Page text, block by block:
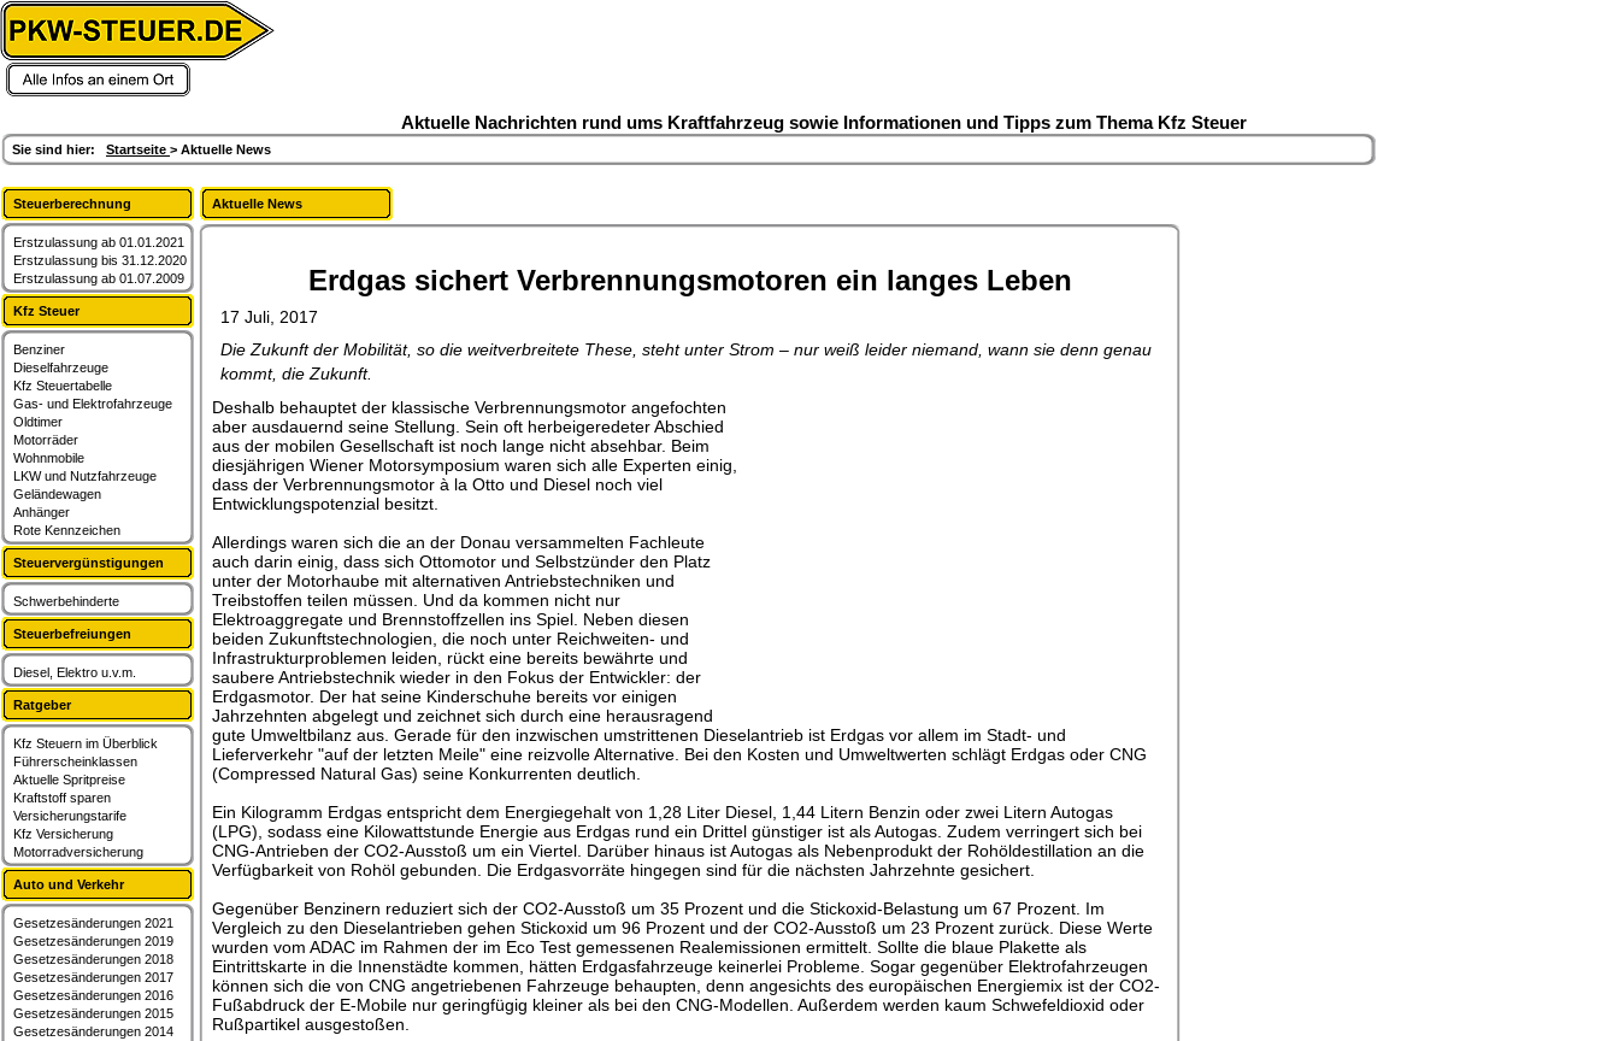
artikel,berichte,kfz-steuer,fahrzeuge
Aktuelle News
Erdgas sichert Verbrennungsmotoren ein langes Leben
17 Juli, 2017
Die Zukunft der Mobilität, so die weitverbreitete These, steht unter Strom – nur weiß leider niemand, wann sie denn genau
kommt, die Zukunft.
Deshalb behauptet der klassische Verbrennungsmotor angefochten
aber ausdauernd seine Stellung. Sein oft herbeigeredeter Abschied
aus der mobilen Gesellschaft ist noch lange nicht absehbar. Beim
diesjährigen Wiener Motorsymposium waren sich alle Experten einig,
dass der Verbrennungsmotor à la Otto und Diesel noch viel
Entwicklungspotenzial besitzt.
Allerdings waren sich die an der Donau versammelten Fachleute
auch darin einig, dass sich Ottomotor und Selbstzünder den Platz
unter der Motorhaube mit alternativen Antriebstechniken und
Treibstoffen teilen müssen. Und da kommen nicht nur
Elektroaggregate und Brennstoffzellen ins Spiel. Neben diesen
beiden Zukunftstechnologien, die noch unter Reichweiten- und
Infrastrukturproblemen leiden, rückt eine bereits bewährte und
saubere Antriebstechnik wieder in den Fokus der Entwickler: der
Erdgasmotor. Der hat seine Kinderschuhe bereits vor einigen
Jahrzehnten abgelegt und zeichnet sich durch eine herausragend
gute Umweltbilanz aus. Gerade für den inzwischen umstrittenen Dieselantrieb ist Erdgas vor allem im Stadt- und
Lieferverkehr "auf der letzten Meile" eine reizvolle Alternative. Bei den Kosten und Umweltwerten schlägt Erdgas oder CNG
(Compressed Natural Gas) seine Konkurrenten deutlich.
Ein Kilogramm Erdgas entspricht dem Energiegehalt von 1,28 Liter Diesel, 1,44 Litern Benzin oder zwei Litern Autogas
(LPG), sodass eine Kilowattstunde Energie aus Erdgas rund ein Drittel günstiger ist als Autogas. Zudem verringert sich bei
CNG-Antrieben der CO2-Ausstoß um ein Viertel. Darüber hinaus ist Autogas als Nebenprodukt der Rohöldestillation an die
Verfügbarkeit von Rohöl gebunden. Die Erdgasvorräte hingegen sind für die nächsten Jahrzehnte gesichert.
Gegenüber Benzinern reduziert sich der CO2-Ausstoß um 35 Prozent und die Stickoxid-Belastung um 67 Prozent. Im
Vergleich zu den Dieselantrieben gehen Stickoxid um 96 Prozent und der CO2-Ausstoß um 23 Prozent zurück. Diese Werte
wurden vom ADAC im Rahmen der im Eco Test gemessenen Realemissionen ermittelt. Sollte die blaue Plakette als
Eintrittskarte in die Innenstädte kommen, hätten Erdgasfahrzeuge keinerlei Probleme. Sogar gegenüber Elektrofahrzeugen
können sich die von CNG angetriebenen Fahrzeuge behaupten, denn angesichts des europäischen Energiemix ist der CO2-
Fußabdruck der E-Mobile nur geringfügig kleiner als bei den CNG-Modellen. Außerdem werden kaum Schwefeldioxid oder
Rußpartikel ausgestoßen.
Steuerberechnung
Erstzulassung ab 01.01.2021
Erstzulassung bis 31.12.2020
Erstzulassung ab 01.07.2009
Kfz Steuer
Benziner
Dieselfahrzeuge
Kfz Steuertabelle
Gas- und Elektrofahrzeuge
Oldtimer
Motorräder
Wohnmobile
LKW und Nutzfahrzeuge
Geländewagen
Anhänger
Rote Kennzeichen
Steuervergünstigungen
Schwerbehinderte
Steuerbefreiungen
Diesel, Elektro u.v.m.
Ratgeber
Kfz Steuern im Überblick
Führerscheinklassen
Aktuelle Spritpreise
Kraftstoff sparen
Versicherungstarife
Kfz Versicherung
Motorradversicherung
Auto und Verkehr
Gesetzesänderungen 2021
Gesetzesänderungen 2019
Gesetzesänderungen 2018
Gesetzesänderungen 2017
Gesetzesänderungen 2016
Gesetzesänderungen 2015
Gesetzesänderungen 2014
Aktuelle Nachrichten rund ums Kraftfahrzeug sowie Informationen und Tipps zum Thema Kfz Steuer
Sie sind hier: Startseite > Aktuelle News